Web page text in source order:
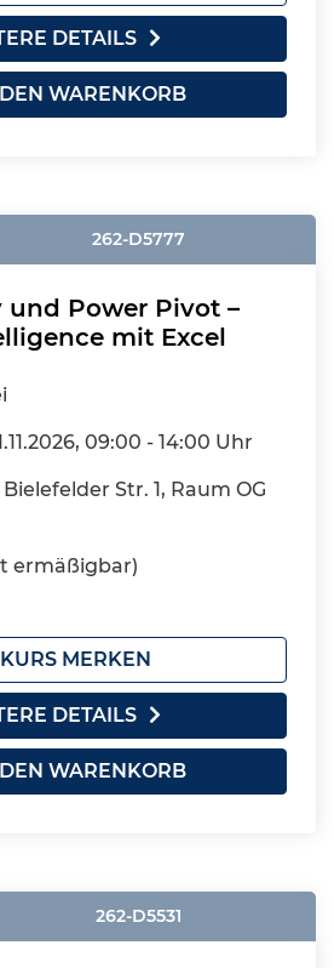
DETAILS
WARENKORB
262-D5777
und Power Pivot –
mit Excel
09:00 - 14:00 Uhr
Str. 1, Raum OG
ermäßigbar)
MERKEN
DETAILS
WARENKORB
262-D5531